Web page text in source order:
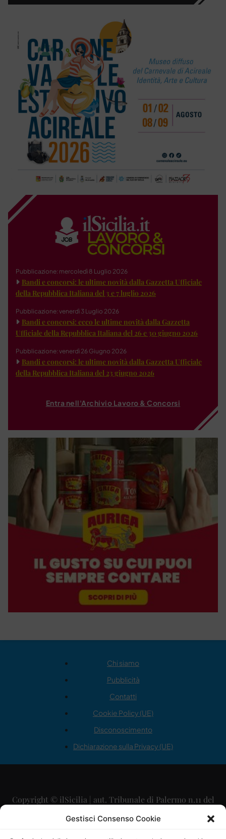
Gestisci Consenso Cookie
Pubblicazione: mercoledì 8 Luglio 2026
Bandi e concorsi: le ultime novità dalla Gazzetta Ufficiale
della Repubblica Italiana del 3 e 7 luglio 2026
Pubblicazione: venerdì 3 Luglio 2026
Bandi e concorsi: ecco le ultime novità dalla Gazzetta
Ufficiale della Repubblica Italiana del 26 e 30 giugno 2026
Pubblicazione: venerdì 26 Giugno 2026
Bandi e concorsi: le ultime novità dalla Gazzetta Ufficiale
della Repubblica Italiana del 23 giugno 2026
Entra nell'Archivio Lavoro & Concorsi
Chi siamo
Pubblicità
Contatti
Cookie Policy (UE)
Disconoscimento
Dichiarazione sulla Privacy (UE)
Copyright © ilSicilia | aut. Tribunale di Palermo n.11 del
29/09/2015